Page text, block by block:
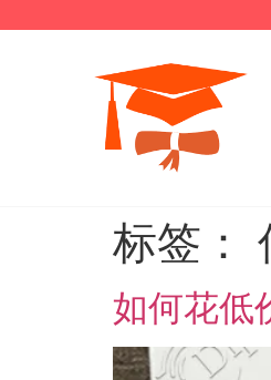
标签：
如何花低